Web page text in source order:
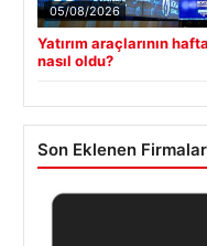
05/08/2026
Yatırım araçlarının
nasıl oldu?
Son Eklenen Firmalar